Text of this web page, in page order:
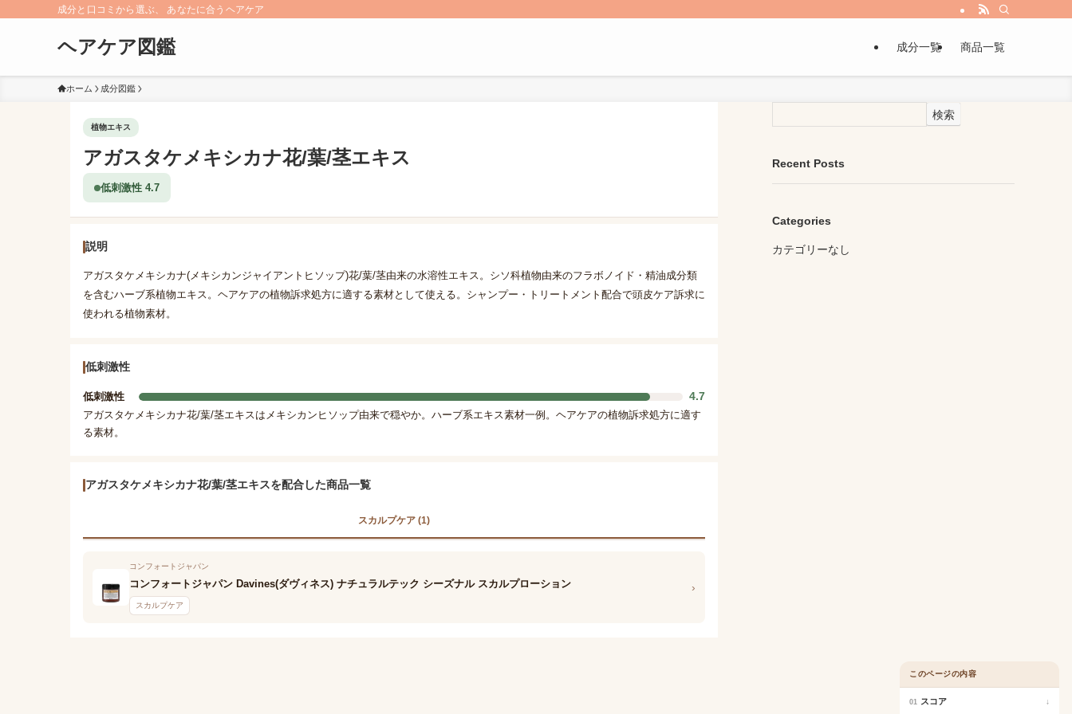
成分と口コミから選ぶ、 あなたに合うヘアケア
ヘアケア図鑑 成分一覧 商品一覧
ホーム 成分図鑑
植物エキス
アガスタケメキシカナ花/葉/茎エキス
低刺激性 4.7
説明
アガスタケメキシカナ(メキシカンジャイアントヒソップ)花/葉/茎由来の水溶性エキス。シソ科植物由来のフラボノイド・精油成分類
を含むハーブ系植物エキス。ヘアケアの植物訴求処方に適する素材として使える。シャンプー・トリートメント配合で頭皮ケア訴求に
使われる植物素材。
低刺激性
低刺激性 4.7
アガスタケメキシカナ花/葉/茎エキスはメキシカンヒソップ由来で穏やか。ハーブ系エキス素材一例。ヘアケアの植物訴求処方に適す
る素材。
アガスタケメキシカナ花/葉/茎エキスを配合した商品一覧
スカルプケア (1)
コンフォートジャパン
コンフォートジャパン Davines(ダヴィネス) ナチュラルテック シーズナル スカルプローション
スカルプケア
›
検索
Recent Posts
Categories
カテゴリーなし
このページの内容
01 スコア ↓